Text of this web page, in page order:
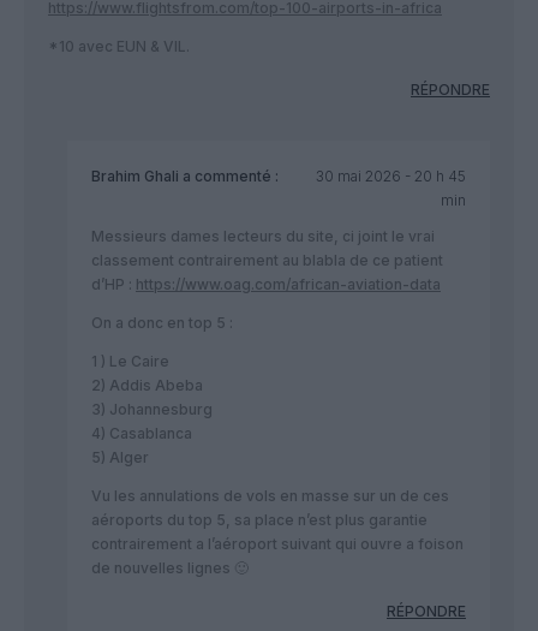
https://www.flightsfrom.com/top-100-airports-in-africa
*10 avec EUN & VIL.
RÉPONDRE
Brahim Ghali a commenté :
30 mai 2026 - 20 h 45
min
Messieurs dames lecteurs du site, ci joint le vrai
classement contrairement au blabla de ce patient
d’HP : https://www.oag.com/african-aviation-data
On a donc en top 5 :
1 ) Le Caire
2) Addis Abeba
3) Johannesburg
4) Casablanca
5) Alger
Vu les annulations de vols en masse sur un de ces
aéroports du top 5, sa place n’est plus garantie
contrairement a l’aéroport suivant qui ouvre a foison
de nouvelles lignes 🙂
RÉPONDRE